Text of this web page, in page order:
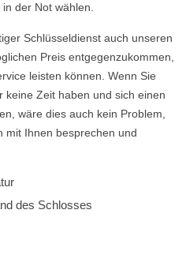
der Not wählen.
Schlüsseldienst auch unseren
Preis entgegenzukommen,
leisten können. Wenn Sie
keine Zeit haben und sich einen
wäre dies auch kein Problem,
mit Ihnen besprechen und
des Schlosses